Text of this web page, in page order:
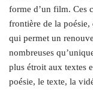
forme d’un film. Ces
frontière de la
qui permet un
nombreuses
plus étroit aux textes
poésie, le texte, la